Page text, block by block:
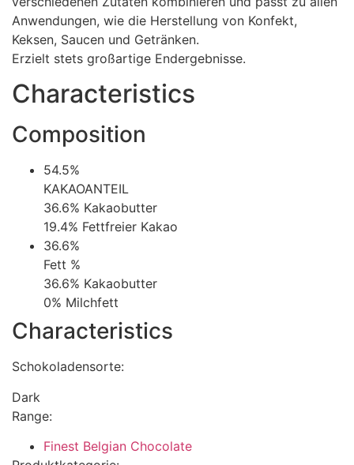
Anwendungen, wie die Herstellung von Konfekt,
Keksen, Saucen und Getränken.
Erzielt stets großartige Endergebnisse.
Characteristics
Composition
54.5%
KAKAOANTEIL
36.6% Kakaobutter
19.4% Fettfreier Kakao
36.6%
Fett %
36.6% Kakaobutter
0% Milchfett
Characteristics
Schokoladensorte:
Dark
Range:
Finest Belgian Chocolate